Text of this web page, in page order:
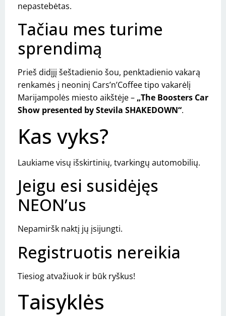
nepastebėtas.
Tačiau mes turime
sprendimą
Prieš didįjį šeštadienio šou, penktadienio vakarą
renkamės į neoninį Cars’n’Coffee tipo vakarėlį
Marijampolės miesto aikštėje – „The Boosters Car
Show presented by Stevila SHAKEDOWN“.
Kas vyks?
Laukiame visų išskirtinių, tvarkingų automobilių.
Jeigu esi susidėjęs
NEON’us
Nepamiršk naktį jų įsijungti.
Registruotis nereikia
Tiesiog atvažiuok ir būk ryškus!
Taisyklės